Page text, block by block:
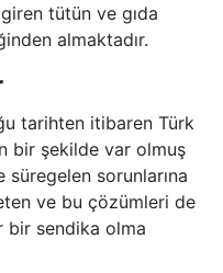
tütün ve gıda
almaktadır.
tarihten itibaren Türk
bir şekilde var olmuş
süregelen sorunlarına
ve bu çözümleri de
bir sendika olma